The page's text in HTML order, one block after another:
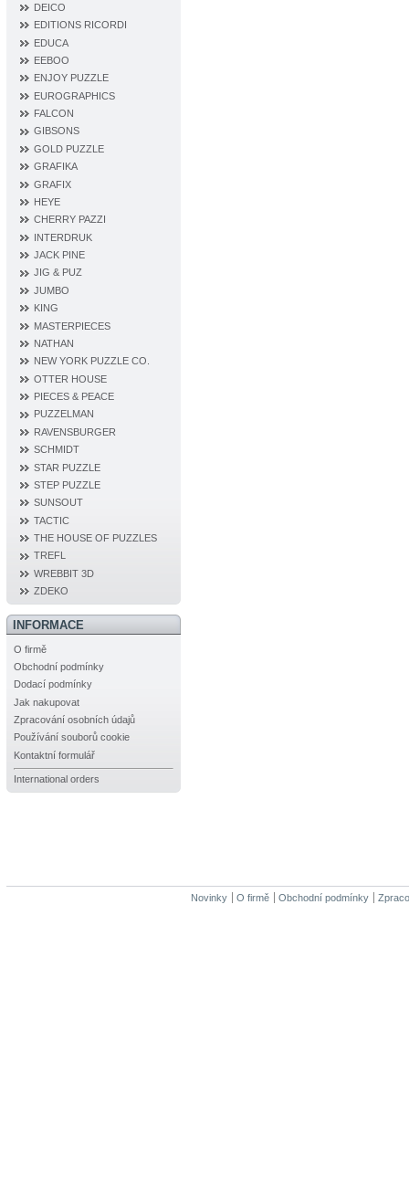
DEICO
EDITIONS RICORDI
EDUCA
EEBOO
ENJOY PUZZLE
EUROGRAPHICS
FALCON
GIBSONS
GOLD PUZZLE
GRAFIKA
GRAFIX
HEYE
CHERRY PAZZI
INTERDRUK
JACK PINE
JIG & PUZ
JUMBO
KING
MASTERPIECES
NATHAN
NEW YORK PUZZLE CO.
OTTER HOUSE
PIECES & PEACE
PUZZELMAN
RAVENSBURGER
SCHMIDT
STAR PUZZLE
STEP PUZZLE
SUNSOUT
TACTIC
THE HOUSE OF PUZZLES
TREFL
WREBBIT 3D
ZDEKO
INFORMACE
O firmě
Obchodní podmínky
Dodací podmínky
Jak nakupovat
Zpracování osobních údajů
Používání souborů cookie
Kontaktní formulář
International orders
Novinky O firmě Obchodní podmínky